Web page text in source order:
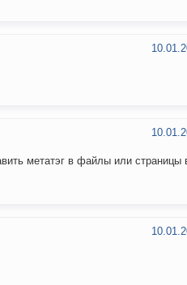
метатэг в файлы или страницы